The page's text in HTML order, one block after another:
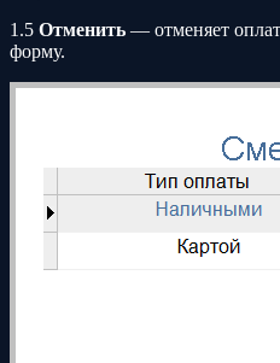
1.5 Отменить — отменяет
форму.